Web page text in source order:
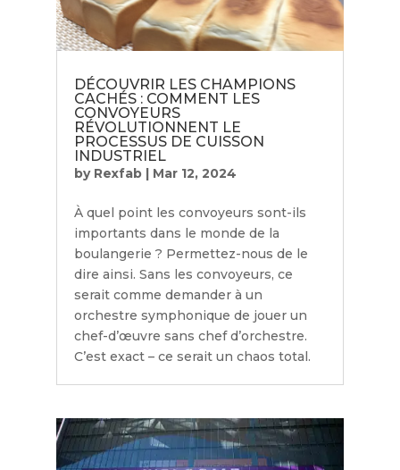
DÉCOUVRIR LES CHAMPIONS
CACHÉS : COMMENT LES
CONVOYEURS
RÉVOLUTIONNENT LE
PROCESSUS DE CUISSON
INDUSTRIEL
by Rexfab| Mar 12, 2024
À quel point les convoyeurs sont-ils
importants dans le monde de la
boulangerie ? Permettez-nous de le
dire ainsi. Sans les convoyeurs, ce
serait comme demander à un
orchestre symphonique de jouer un
chef-d’œuvre sans chef d’orchestre.
C’est exact – ce serait un chaos total.